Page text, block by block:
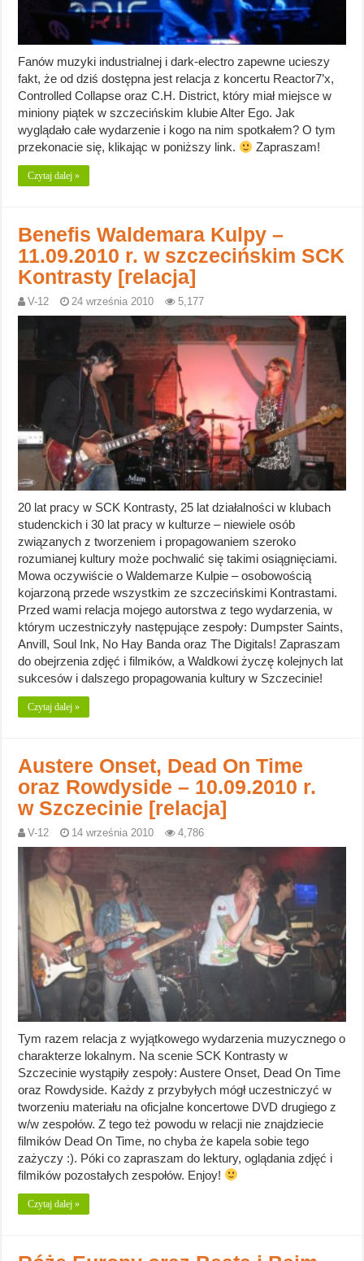
Fanów muzyki industrialnej i dark-electro zapewne ucieszy
fakt, że od dziś dostępna jest relacja z koncertu Reactor7’x,
Controlled Collapse oraz C.H. District, który miał miejsce w
miniony piątek w szczecińskim klubie Alter Ego. Jak
wyglądało całe wydarzenie i kogo na nim spotkałem? O tym
przekonacie się, klikając w poniższy link.
Zapraszam!
Czytaj dalej »
Benefis Waldemara Kulpy –
11.09.2010 r. w szczecińskim SCK
Kontrasty [relacja]
V-12 24 września 2010 5,177
20 lat pracy w SCK Kontrasty, 25 lat działalności w klubach
studenckich i 30 lat pracy w kulturze – niewiele osób
związanych z tworzeniem i propagowaniem szeroko
rozumianej kultury może pochwalić się takimi osiągnięciami.
Mowa oczywiście o Waldemarze Kulpie – osobowością
kojarzoną przede wszystkim ze szczecińskimi Kontrastami.
Przed wami relacja mojego autorstwa z tego wydarzenia, w
którym uczestniczyły następujące zespoły: Dumpster Saints,
Anvill, Soul Ink, No Hay Banda oraz The Digitals! Zapraszam
do obejrzenia zdjęć i filmików, a Waldkowi życzę kolejnych lat
sukcesów i dalszego propagowania kultury w Szczecinie!
Czytaj dalej »
Austere Onset, Dead On Time
oraz Rowdyside – 10.09.2010 r.
w Szczecinie [relacja]
V-12 14 września 2010 4,786
Tym razem relacja z wyjątkowego wydarzenia muzycznego o
charakterze lokalnym. Na scenie SCK Kontrasty w
Szczecinie wystąpiły zespoły: Austere Onset, Dead On Time
oraz Rowdyside. Każdy z przybyłych mógł uczestniczyć w
tworzeniu materiału na oficjalne koncertowe DVD drugiego z
w/w zespołów. Z tego też powodu w relacji nie znajdziecie
filmików Dead On Time, no chyba że kapela sobie tego
zażyczy :). Póki co zapraszam do lektury, oglądania zdjęć i
filmików pozostałych zespołów. Enjoy!
Czytaj dalej »